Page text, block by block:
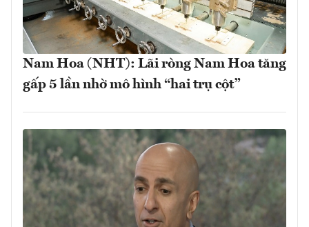
Nam Hoa (NHT): Lãi ròng Nam Hoa tăng
gấp 5 lần nhờ mô hình “hai trụ cột”